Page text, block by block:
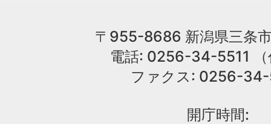
〒955-8686 新潟県三条
電話: 0256-34-5511
ファクス: 0256-
開庁時間: